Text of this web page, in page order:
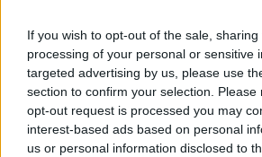
If you wish to opt-out of the sale,
processing of your personal or sensitive
targeted advertising by us, please use
section to confirm your selection.
opt-out request is processed you may
interest-based ads based on personal
us or personal information disclosed to
Palmer
Cole è disponibile sia per
iniziare. Il suo ritorno è una
tutti ne sono contenti. I tifosi
compagni di squadra sono